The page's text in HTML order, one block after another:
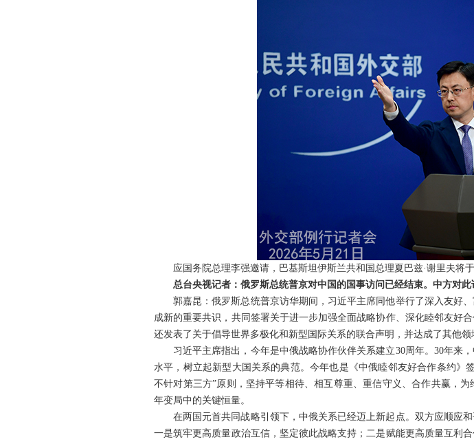
应国务院总理李强邀请，巴基斯坦伊斯兰共和国总理夏巴兹·谢里夫将
总台央视记者：俄罗斯总统普京对中国的国事访问已经结束。中方对此
郭嘉昆：俄罗斯总统普京访华期间，习近平主席同他举行了深入友好
成新的重要共识，共同签署关于进一步加强全面战略协作、深化睦邻友好
还发表了关于倡导世界多极化和新型国际关系的联合声明，并达成了其他领
习近平主席指出，今年是中俄战略协作伙伴关系建立30周年。30年来
水平，树立起新型大国关系的典范。今年也是《中俄睦邻友好合作条约》
不针对第三方”原则，坚持平等相待、相互尊重、重信守义、合作共赢，
年变局中的关键恒量。
在两国元首共同战略引领下，中俄关系已经迈上新起点。双方应顺应
一是筑牢更高质量政治互信，坚定彼此战略支持；二是赋能更高质量互利